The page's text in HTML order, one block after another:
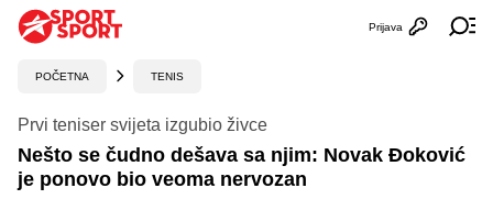
Otvori
Prijava
POČETNA TENIS
Prvi teniser svijeta izgubio živce
Nešto se čudno dešava sa njim: Novak Đoković
je ponovo bio veoma nervozan